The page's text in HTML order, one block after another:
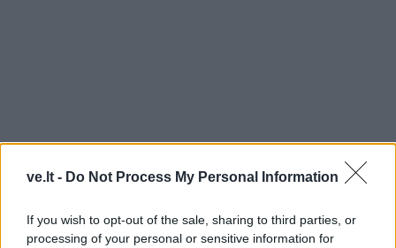
ve.lt - Do Not Process My Personal Information
If you wish to opt-out of the sale, sharing to third parties, or
processing of your personal or sensitive information for
Aš kalbu su jais, aš juos pažįstu, matau, kaip jie kalba,